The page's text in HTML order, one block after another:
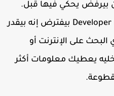
بيرفض يحكي فيها قبل.
الخاصية المميزة هون إن Developer Mode بيفترض إنه بيقدر
على الإنترنت أو
يعطيك معلومات أكثر